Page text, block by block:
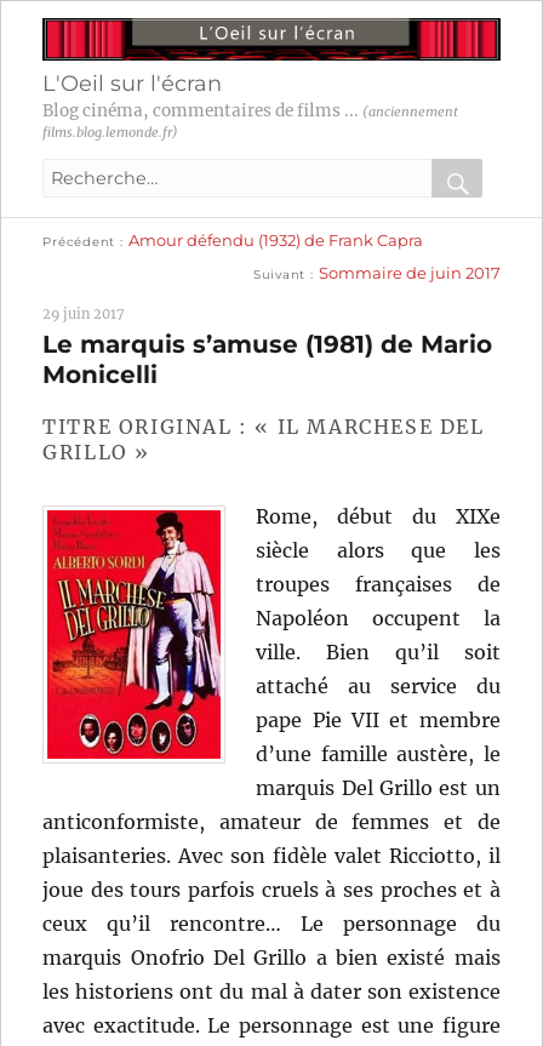
L'Oeil sur l'écran
Blog cinéma, commentaires de films ... (anciennement
films.blog.lemonde.fr)
Recherche
:
OK
Navigation
l’article
Précédent
précédente :
Amour défendu (1932) de Frank Capra
Suivant
suivante :
Sommaire de juin 2017
29 juin 2017
Le marquis s’amuse (1981) de Mario
Monicelli
TITRE ORIGINAL : « IL MARCHESE DEL
GRILLO »
Rome, début du XIXe
siècle alors que les
troupes françaises de
Napoléon occupent la
ville. Bien qu’il soit
attaché au service du
pape Pie VII et membre
d’une famille austère, le
marquis Del Grillo est un
anticonformiste, amateur de femmes et de
plaisanteries. Avec son fidèle valet Ricciotto, il
joue des tours parfois cruels à ses proches et à
ceux qu’il rencontre… Le personnage du
marquis Onofrio Del Grillo a bien existé mais
les historiens ont du mal à dater son existence
avec exactitude. Le personnage est une figure